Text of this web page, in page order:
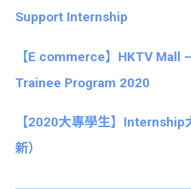
Support Internship
【E commerce】HKTV Mall
Trainee Program 2020
【2020大專學生】 Internship
新）